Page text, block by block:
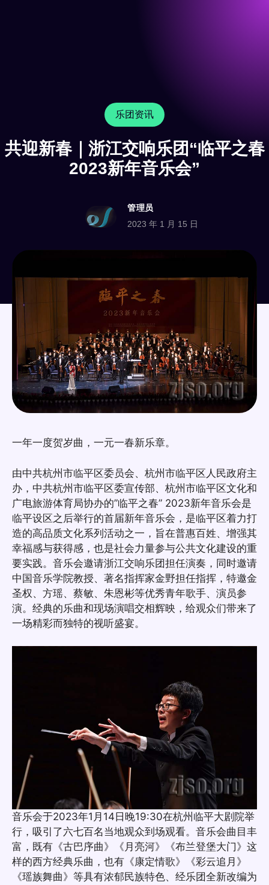
乐团资讯
共迎新春｜浙江交响乐团“临平之春
2023新年音乐会”
管理员
2023 年 1 月 15 日
一年一度贺岁曲，一元一春新乐章。
由中共杭州市临平区委员会、杭州市临平区人民政府主
办，中共杭州市临平区委宣传部、杭州市临平区文化和
广电旅游体育局协办的”临平之春” 2023新年音乐会是
临平设区之后举行的首届新年音乐会，是临平区着力打
造的高品质文化系列活动之一，旨在普惠百姓、增强其
幸福感与获得感，也是社会力量参与公共文化建设的重
要实践。音乐会邀请浙江交响乐团担任演奏，同时邀请
中国音乐学院教授、著名指挥家金野担任指挥，特邀金
圣权、方瑶、蔡敏、朱恩彬等优秀青年歌手、演员参
演。经典的乐曲和现场演唱交相辉映，给观众们带来了
一场精彩而独特的视听盛宴。
音乐会于2023年1月14日晚19:30在杭州临平大剧院举
行，吸引了六七百名当地观众到场观看。音乐会曲目丰
富，既有《古巴序曲》《月亮河》《布兰登堡大门》这
样的西方经典乐曲，也有《康定情歌》《彩云追月》
《瑶族舞曲》等具有浓郁民族特色、经乐团全新改编为